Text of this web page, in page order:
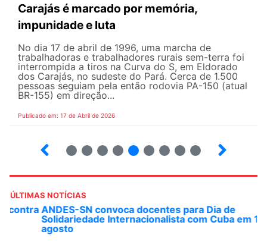
Carajás é marcado por memória,
impunidade e luta
No dia 17 de abril de 1996, uma marcha de
trabalhadoras e trabalhadores rurais sem-terra foi
interrompida a tiros na Curva do S, em Eldorado
dos Carajás, no sudeste do Pará. Cerca de 1.500
pessoas seguiam pela então rodovia PA-150 (atual
BR-155) em direção...
Publicado em: 17 de Abril de 2026
ÚLTIMAS NOTÍCIAS
ANDES-SN convoca docentes para Dia de
Solidariedade Internacionalista com Cuba em 13 de
agosto